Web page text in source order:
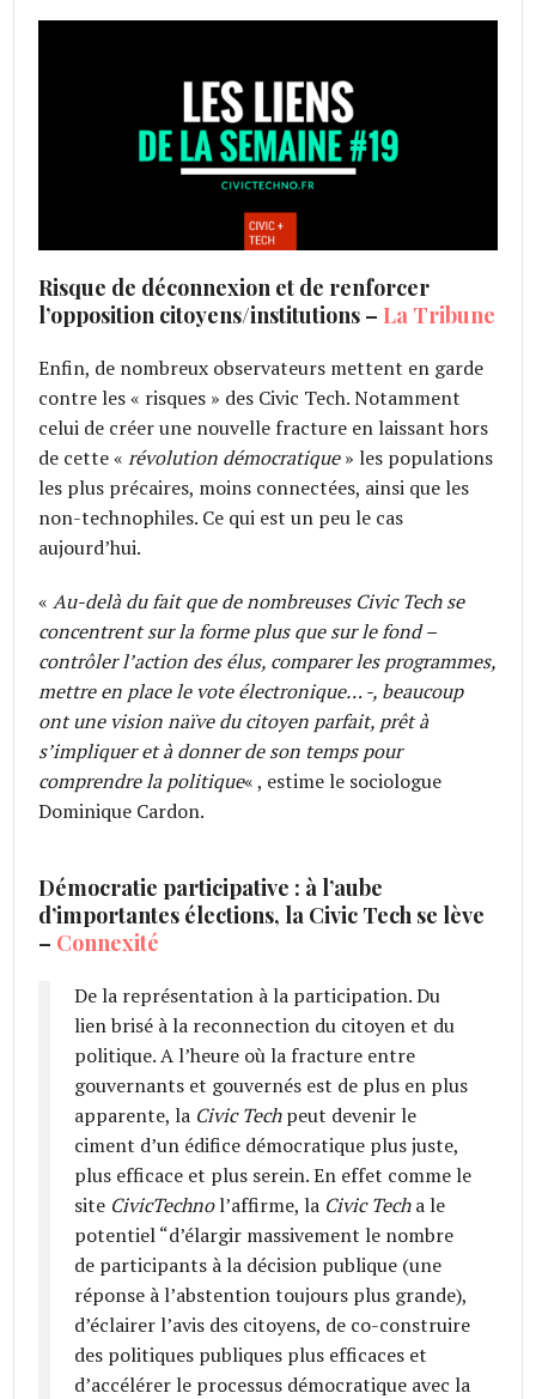
Risque de déconnexion et de renforcer
l’opposition citoyens/institutions – La Tribune
Enfin, de nombreux observateurs mettent en garde
contre les « risques » des Civic Tech. Notamment
celui de créer une nouvelle fracture en laissant hors
de cette «révolution démocratique» les populations
les plus précaires, moins connectées, ainsi que les
non-technophiles. Ce qui est un peu le cas
aujourd’hui.
«Au-delà du fait que de nombreuses Civic Tech se
concentrent sur la forme plus que sur le fond –
contrôler l’action des élus, comparer les programmes,
mettre en place le vote électronique… -, beaucoup
ont une vision naïve du citoyen parfait, prêt à
s’impliquer et à donner de son temps pour
comprendre la politique« , estime le sociologue
Dominique Cardon.
Démocratie participative : à l’aube
d’importantes élections, la Civic Tech se lève
– Connexité
De la représentation à la participation. Du
lien brisé à la reconnection du citoyen et du
politique. A l’heure où la fracture entre
gouvernants et gouvernés est de plus en plus
apparente, la Civic Techpeut devenir le
ciment d’un édifice démocratique plus juste,
plus efficace et plus serein. En effet comme le
site CivicTechnol’affirme, la Civic Techa le
potentiel “d’élargir massivement le nombre
de participants à la décision publique (une
réponse à l’abstention toujours plus grande),
d’éclairer l’avis des citoyens, de co-construire
des politiques publiques plus efficaces et
d’accélérer le processus démocratique avec la